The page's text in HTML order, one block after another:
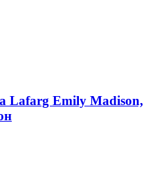
Lafarg Emily Madison,